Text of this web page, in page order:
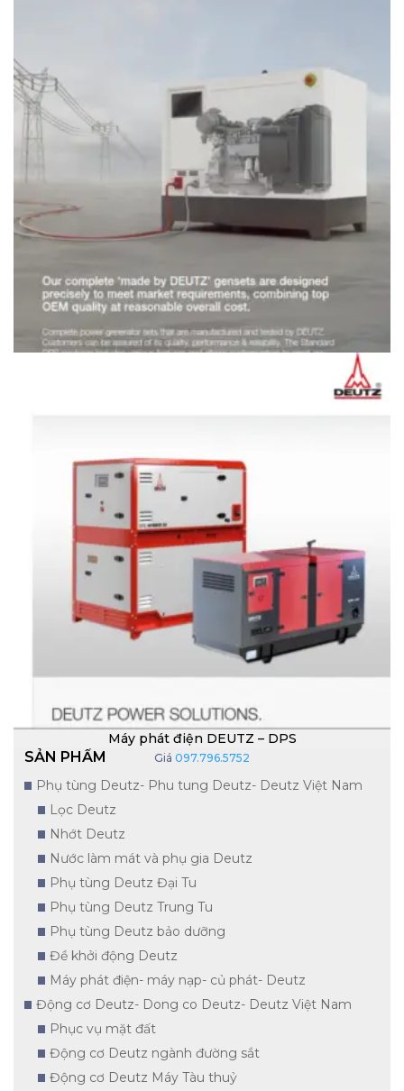
Máy phát điện DEUTZ – DPS
Giá 097.796.5752
SẢN PHẨM
Phụ tùng Deutz- Phu tung Deutz- Deutz Việt Nam
Lọc Deutz
Nhớt Deutz
Nước làm mát và phụ gia Deutz
Phụ tùng Deutz Đại Tu
Phụ tùng Deutz Trung Tu
Phụ tùng Deutz bảo dưỡng
Đề khởi động Deutz
Máy phát điện- máy nạp- củ phát- Deutz
Động cơ Deutz- Dong co Deutz- Deutz Việt Nam
Phục vụ mặt đất
Động cơ Deutz ngành đường sắt
Động cơ Deutz Máy Tàu thuỷ